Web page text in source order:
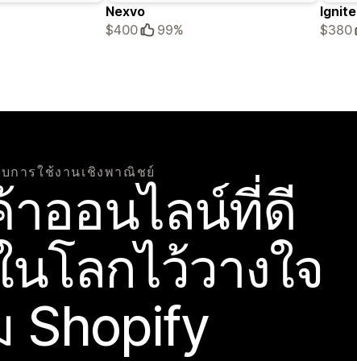
Nexvo
$400
99%
Ignite
$380
การใช้งานเชิงพาณิชย์
าออนไลน์ที่ดี
โลกไว้วางใจ
Shopify